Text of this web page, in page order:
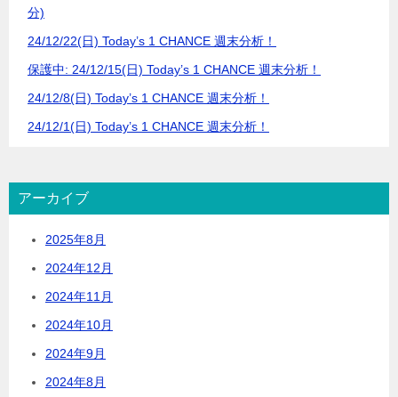
分)
24/12/22(日) Today’s 1 CHANCE 週末分析！
保護中: 24/12/15(日) Today’s 1 CHANCE 週末分析！
24/12/8(日) Today’s 1 CHANCE 週末分析！
24/12/1(日) Today’s 1 CHANCE 週末分析！
アーカイブ
2025年8月
2024年12月
2024年11月
2024年10月
2024年9月
2024年8月